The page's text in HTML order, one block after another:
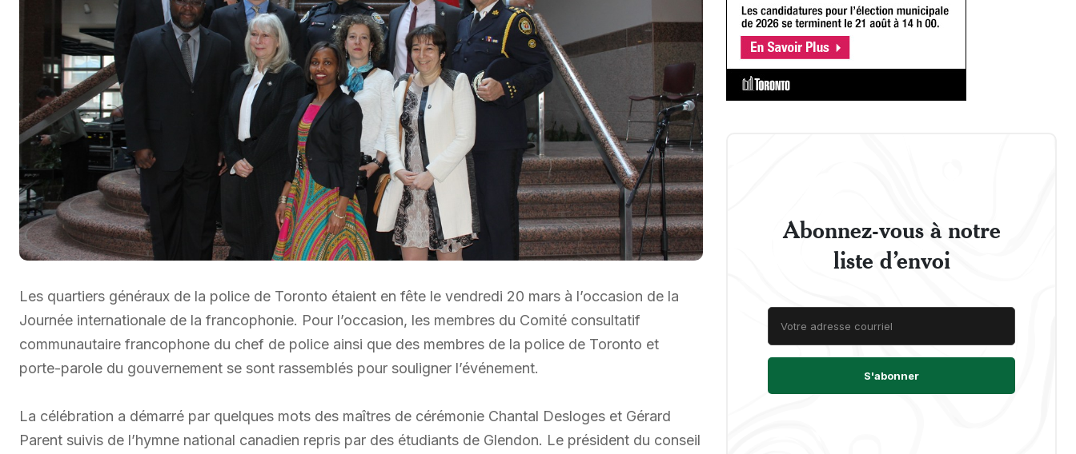
Les quartiers généraux de la police de Toronto étaient en fête le vendredi 20 mars à l’occasion de la
Journée internationale de la francophonie. Pour l’occasion, les membres du Comité consultatif
communautaire francophone du chef de police ainsi que des membres de la police de Toronto et
porte-parole du gouvernement se sont rassemblés pour souligner l’événement.
La célébration a démarré par quelques mots des maîtres de cérémonie Chantal Desloges et Gérard
Parent suivis de l’hymne national canadien repris par des étudiants de Glendon. Le président du conseil
Abonnez-vous à notre
liste d’envoi